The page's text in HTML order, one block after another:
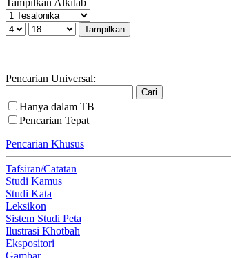
Pencarian Universal:
Hanya dalam TB
Pencarian Tepat
Pencarian Khusus
Tafsiran/Catatan
Studi Kamus
Studi Kata
Leksikon
Sistem Studi Peta
Ilustrasi Khotbah
Ekspositori
Gambar